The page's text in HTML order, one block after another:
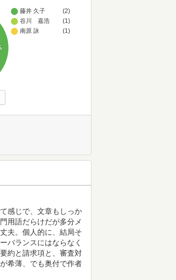
藤井 久子
(2)
谷川 嘉浩
(1)
南原 詠
(1)
感じで、文章もしっか
用語だらけだが多分メ
夫。個人的に、結局そ
バランスにはならなく
約と請求項と、審査対
希薄、でも奥付で作者